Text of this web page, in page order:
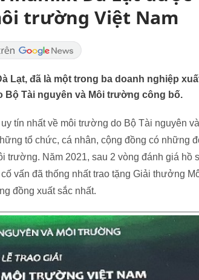
trường Việt Nam
Lạt, đã là một trong ba doanh nghiệp
Bộ Tài nguyên và Môi trường công bố.
tín nhất về môi trường do Bộ Tài nguyên
tổ chức, cá nhân, cộng đồng có những
trường. Năm 2021, sau 2 vòng đánh giá hồ
vấn đã thống nhất trao tặng Giải thưởng
đồng xuất sắc nhất.